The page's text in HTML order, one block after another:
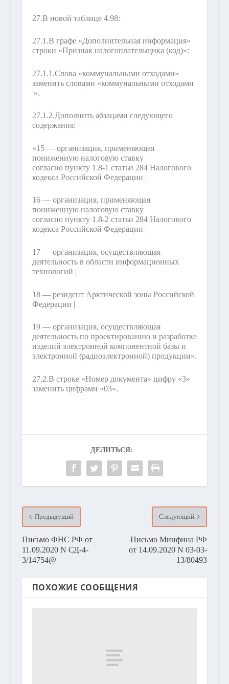
27.В новой таблице 4.98:
27.1.В графе «Дополнительная информация»
строки «Признак налогоплательщика (код)»:
27.1.1.Слова «коммунальными отходами»
заменить словами «коммунальными отходами
|».
27.1.2.Дополнить абзацами следующего
содержания:
«15 — организация, применяющая
пониженную налоговую ставку
согласно пункту 1.8-1 статьи 284 Налогового
кодекса Российской Федерации |
16 — организация, применяющая
пониженную налоговую ставку
согласно пункту 1.8-2 статьи 284 Налогового
кодекса Российской Федерации |
17 — организация, осуществляющая
деятельность в области информационных
технологий |
18 — резидент Арктической зоны Российской
Федерации |
19 — организация, осуществляющая
деятельность по проектированию и разработке
изделий электронной компонентной базы и
электронной (радиоэлектронной) продукции».
27.2.В строке «Номер документа» цифру «3»
заменить цифрами «03».
ДЕЛИТЬСЯ:
Предыдущий
Письмо ФНС РФ от
11.09.2020 N СД-4-
3/14754@
Следующий
Письмо Минфина РФ
от 14.09.2020 N 03-03-
13/80493
ПОХОЖИЕ СООБЩЕНИЯ